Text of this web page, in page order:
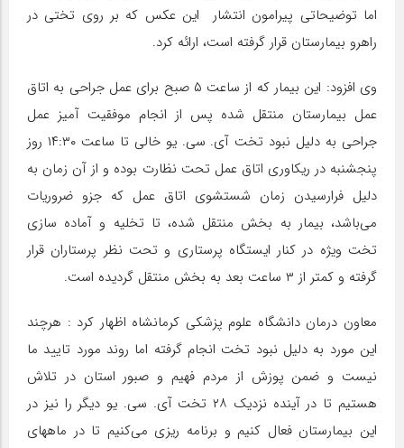
اما توضیحاتی پیرامون انتشار این عکس که بر روی تختی در
راهرو بیمارستان قرار گرفته است، ارائه کرد.
وی افزود: این بیمار که از ساعت ۵ صبح برای عمل جراحی به اتاق
عمل بیمارستان منتقل شده پس از انجام موفقیت آمیز عمل
جراحی به دلیل نبود تخت آی. سی. یو خالی تا ساعت ۱۴:۳۰ روز
پنجشنبه در ریکاوری اتاق عمل تحت نظارت بوده و از آن زمان به
دلیل فرارسیدن زمان شستشوی اتاق عمل که جزو ضروریات
می‌باشد‌، بیمار به بخش منتقل شده، تا تخلیه و آماده سازی
تخت ویژه در کنار ایستگاه پرستاری و تحت نظر پرستاران قرار
گرفته و کمتر از ۳ ساعت بعد به بخش منتقل گردیده است.
معاون درمان دانشگاه علوم پزشکی کرمانشاه اظهار کرد : هرچند
این مورد به دلیل نبود تخت انجام گرفته اما روند مورد تایید ما
نیست و ضمن پوزش از مردم فهیم و صبور استان در تلاش
هستیم تا در آینده نزدیک ۲۸ تخت آی. سی. یو دیگر را نیز در
این بیمارستان فعال کنیم و برنامه ریزی می‌کنیم تا در ماههای